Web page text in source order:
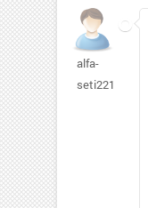
alfa-
seti221